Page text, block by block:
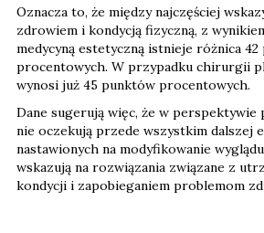
Oznacza to, że między najczęściej
zdrowiem i kondycją fizyczną, z
medycyną estetyczną istnieje różnica
procentowych. W przypadku chirurgii
wynosi już 45 punktów procentowych.
Dane sugerują więc, że w perspektywie
nie oczekują przede wszystkim dalszej
nastawionych na modyfikowanie
wskazują na rozwiązania związane z
kondycji i zapobieganiem problemom